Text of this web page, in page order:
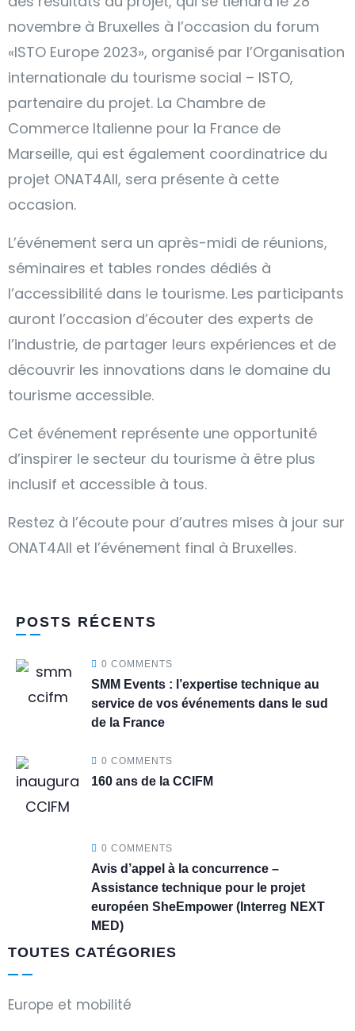
novembre à Bruxelles à l’occasion du forum
«ISTO Europe 2023», organisé par l’Organisation
internationale du tourisme social – ISTO,
partenaire du projet. La Chambre de
Commerce Italienne pour la France de
Marseille, qui est également coordinatrice du
projet ONAT4All, sera présente à cette
occasion.
L’événement sera un après-midi de réunions,
séminaires et tables rondes dédiés à
l’accessibilité dans le tourisme. Les participants
auront l’occasion d’écouter des experts de
l’industrie, de partager leurs expériences et de
découvrir les innovations dans le domaine du
tourisme accessible.
Cet événement représente une opportunité
d’inspirer le secteur du tourisme à être plus
inclusif et accessible à tous.
Restez à l’écoute pour d’autres mises à jour sur
ONAT4All et l’événement final à Bruxelles.
POSTS RÉCENTS
0 COMMENTS
SMM Events : l’expertise technique au
service de vos événements dans le sud
de la France
0 COMMENTS
160 ans de la CCIFM
0 COMMENTS
Avis d’appel à la concurrence –
Assistance technique pour le projet
européen SheEmpower (Interreg NEXT
MED)
TOUTES CATÉGORIES
Europe et mobilité